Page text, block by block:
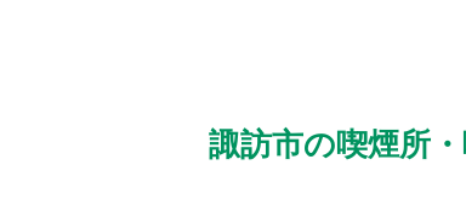
諏訪市の喫煙所